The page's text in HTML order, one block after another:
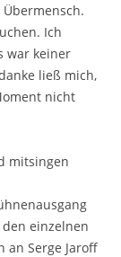
Ich
war keiner
ließ mich,
nicht
mitsingen
einzelnen
an Serge Jaroff